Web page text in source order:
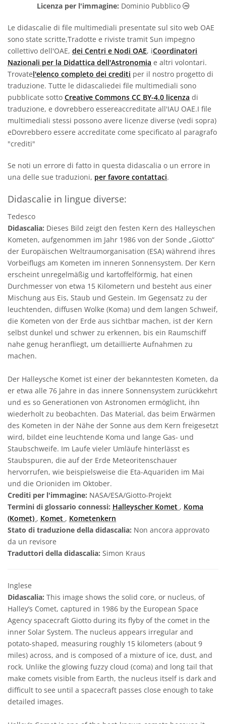
Licenza per l'immagine: Dominio Pubblico Dominio
Le didascalie di file multimediali presentate sul sito web OAE
sono state scritte,Tradotte e riviste tramit Sun impegno
collettivo dell'OAE, dei Centri e Nodi OAE, iCoordinatori
Nazionali per la Didattica dell'Astronomia e altri volontari.
Trovatel'elenco completo dei crediti per il nostro progetto di
traduzione. Tutte le didascaliedei file multimediali sono
pubblicate sotto Creative Commons CC BY-4.0 licenza di
traduzione, e dovrebbero essereaccreditate all'IAU OAE.I file
multimediali stessi possono avere licenze diverse (vedi sopra)
eDovrebbero essere accreditate come specificato al paragrafo
"crediti"
Se noti un errore di fatto in questa didascalia o un errore in
una delle sue traduzioni, per favore contattaci.
Didascalie in lingue diverse:
Tedesco
Didascalia: Dieses Bild zeigt den festen Kern des Halleyschen
Kometen, aufgenommen im Jahr 1986 von der Sonde „Giotto“
der Europäischen Weltraumorganisation (ESA) während ihres
Vorbeiflugs am Kometen im inneren Sonnensystem. Der Kern
erscheint unregelmäßig und kartoffelförmig, hat einen
Durchmesser von etwa 15 Kilometern und besteht aus einer
Mischung aus Eis, Staub und Gestein. Im Gegensatz zu der
leuchtenden, diffusen Wolke (Koma) und dem langen Schweif,
die Kometen von der Erde aus sichtbar machen, ist der Kern
selbst dunkel und schwer zu erkennen, bis ein Raumschiff
nahe genug heranfliegt, um detaillierte Aufnahmen zu
machen.
Der Halleysche Komet ist einer der bekanntesten Kometen, da
er etwa alle 76 Jahre in das innere Sonnensystem zurückkehrt
und es so Generationen von Astronomen ermöglicht, ihn
wiederholt zu beobachten. Das Material, das beim Erwärmen
des Kometen in der Nähe der Sonne aus dem Kern freigesetzt
wird, bildet eine leuchtende Koma und lange Gas- und
Staubschweife. Im Laufe vieler Umläufe hinterlässt es
Staubspuren, die auf der Erde Meteoritenschauer
hervorrufen, wie beispielsweise die Eta-Aquariden im Mai
und die Orioniden im Oktober.
Crediti per l'immagine: NASA/ESA/Giotto-Projekt
Termini di glossario connessi: Halleyscher Komet , Koma
(Komet) , Komet , Kometenkern
Stato di traduzione della didascalia: Non ancora approvato
da un revisore
Traduttori della didascalia: Simon Kraus
Inglese
Didascalia: This image shows the solid core, or nucleus, of
Halley’s Comet, captured in 1986 by the European Space
Agency spacecraft Giotto during its flyby of the comet in the
inner Solar System. The nucleus appears irregular and
potato-shaped, measuring roughly 15 kilometers (about 9
miles) across, and is composed of a mixture of ice, dust, and
rock. Unlike the glowing fuzzy cloud (coma) and long tail that
make comets visible from Earth, the nucleus itself is dark and
difficult to see until a spacecraft passes close enough to take
detailed images.